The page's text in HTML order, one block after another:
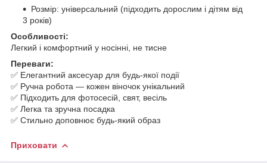
Розмір: універсальний (підходить дорослим і дітям від
3 років)
Особливості:
Легкий і комфортний у носінні, не тисне
Переваги:
✅ Елегантний аксесуар для будь-якої події
✅ Ручна робота — кожен віночок унікальний
✅ Підходить для фотосесій, свят, весіль
✅ Легка та зручна посадка
✅ Стильно доповнює будь-який образ
Приховати